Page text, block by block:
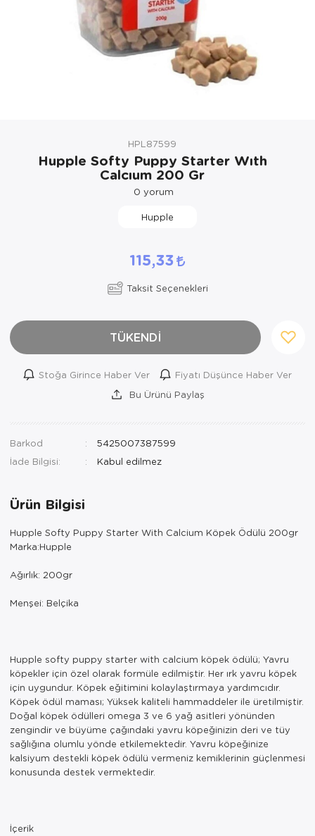
HPL87599
Hupple Softy Puppy Starter Wıth
Calcıum 200 Gr
0 yorum
Hupple
115,33
Taksit Seçenekleri
TÜKENDİ
Stoğa Girince Haber Ver
Fiyatı Düşünce Haber Ver
Bu Ürünü Paylaş
Barkod
5425007387599
İade Bilgisi:
Ürün Bilgisi
Hupple Softy Puppy Starter With Calcium Köpek Ödülü 200gr
Marka:Hupple
Ağırlık: 200gr
Menşei: Belçika
Hupple softy puppy starter with calcium köpek ödülü; Yavru
köpekler için özel olarak formüle edilmiştir. Her ırk yavru köpek
için uygundur. Köpek eğitimini kolaylaştırmaya yardımcıdır.
Köpek ödül maması; Yüksek kaliteli hammaddeler ile üretilmiştir.
Doğal köpek ödülleri omega 3 ve 6 yağ asitleri yönünden
zengindir ve büyüme çağındaki yavru köpeğinizin deri ve tüy
sağlığına olumlu yönde etkilemektedir. Yavru köpeğinize
kalsiyum destekli köpek ödülü vermeniz kemiklerinin güçlenmesi
konusunda destek vermektedir.
İçerik